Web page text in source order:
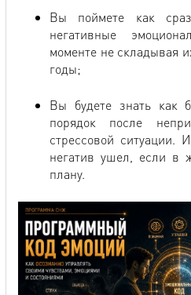
Вы поймете как
негативные
моменте не складывая
годы;
Вы будете знать как
порядок после
стрессовой ситуации.
негатив ушел, если в
плану.